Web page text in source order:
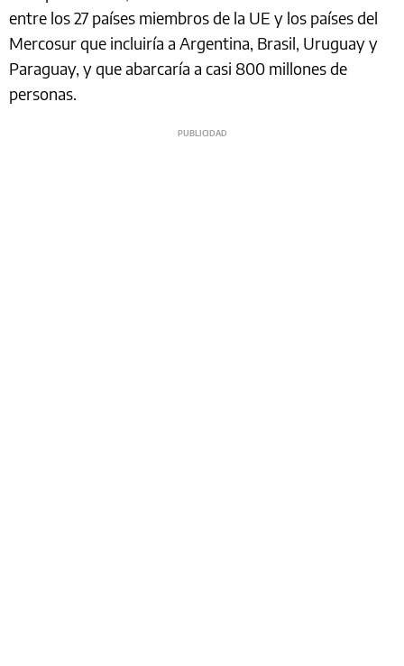
entre los 27 países miembros de la UE y los países del
Mercosur que incluiría a Argentina, Brasil, Uruguay y
Paraguay, y que abarcaría a casi 800 millones de
personas.